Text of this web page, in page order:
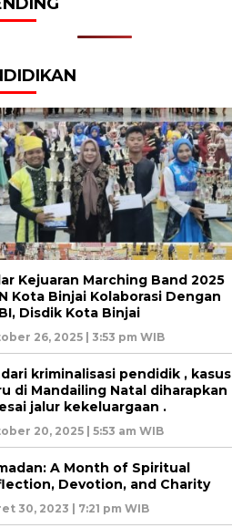
Kejuaran Marching Band 2025
Kota Binjai Kolaborasi Dengan
Disdik Kota Binjai
26, 2025 | 3:53 pm WIB
kriminalisasi pendidik , kasus
di Mandailing Natal diharapkan
jalur kekeluargaan .
20, 2025 | 5:53 am WIB
A Month of Spiritual
Devotion, and Charity
30, 2023 | 7:21 pm WIB